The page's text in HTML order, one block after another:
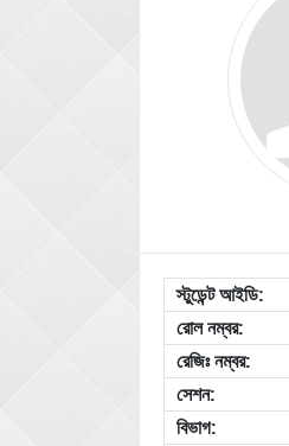
স্টুডেন্ট আইডি:
রোল নম্বর:
রেজিঃ নম্বর:
সেশন:
বিভাগ: